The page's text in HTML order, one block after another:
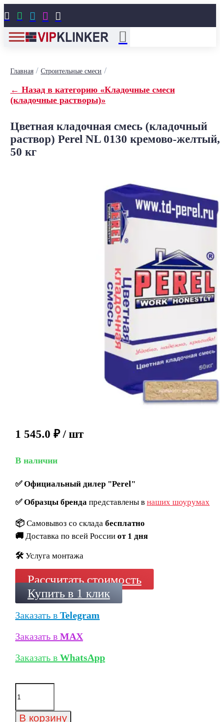
    
Главная/ Строительные смеси /
← Назад в категорию «Кладочные смеси
(кладочные растворы)»
Цветная кладочная смесь (кладочный
раствор) Perel NL 0130 кремово-желтый,
50 кг
1 545.0 ₽ / шт
В наличии
✅Официальный дилер "Perel"
✅Образцы брендапредставлены в наших шоурумах
📦 Самовывоз со склада бесплатно
🚚 Доставка по всей России от 1 дня
🛠️ Услуга монтажа
Рассчитать стоимость
Купить в 1 клик
Заказать в Telegram
Заказать в MAX
Заказать в WhatsApp
Количество
товара
кладочная
В корзину